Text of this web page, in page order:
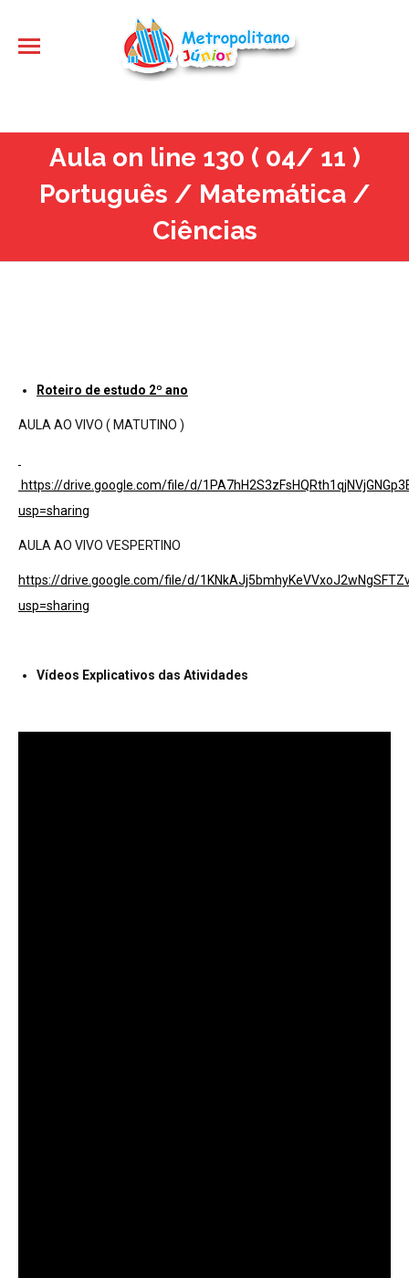
Aula on line 130 ( 04/ 11 )
Português / Matemática /
Ciências
Roteiro de estudo 2º ano
AULA AO VIVO ( MATUTINO )
https://drive.google.com/file/d/
usp=sharing
AULA AO VIVO VESPERTINO
https://drive.google.com/file/d/
usp=sharing
Vídeos Explicativos das Atividades